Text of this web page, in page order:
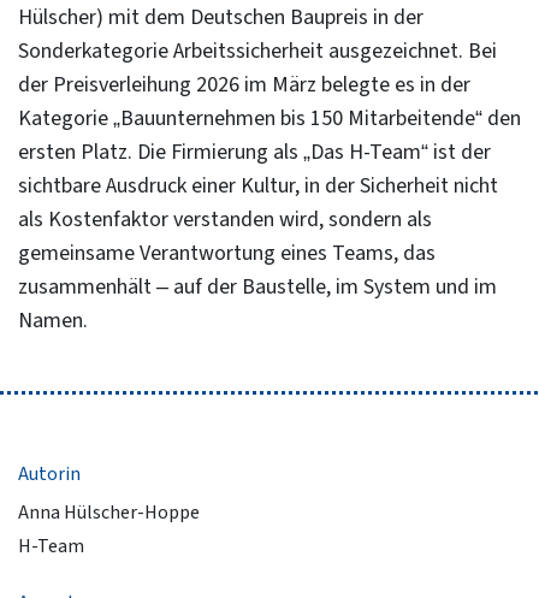
Hülscher) mit dem Deutschen Baupreis in der
Sonderkategorie Arbeitssicherheit ausgezeichnet. Bei
der Preisverleihung 2026 im März belegte es in der
Kategorie „Bauunternehmen bis 150 Mitarbeitende“ den
ersten Platz. Die Firmierung als „Das H-Team“ ist der
sichtbare Ausdruck einer Kultur, in der Sicherheit nicht
als Kostenfaktor verstanden wird, sondern als
gemeinsame Verantwortung eines Teams, das
zusammenhält – auf der Baustelle, im System und im
Namen.
Autorin
Anna Hülscher-Hoppe
H-Team